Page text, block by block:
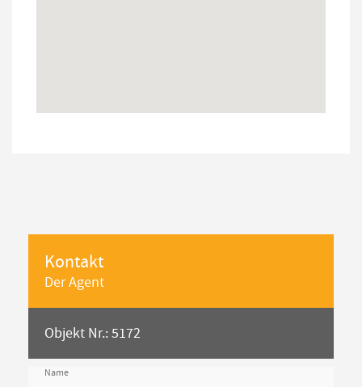
Kontakt
Der Agent
Objekt Nr.: 5172
Name